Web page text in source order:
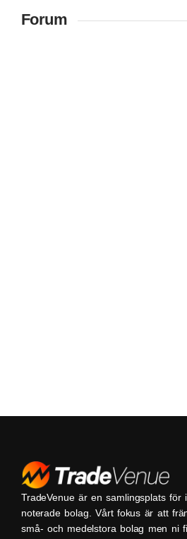
Forum
TradeVenue är en samlingsplats för
noterade bolag. Vårt fokus är att
små- och medelstora bolag men ni